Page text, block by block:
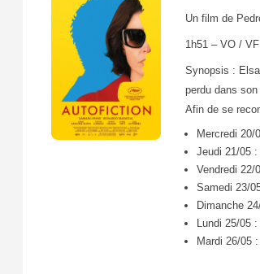
Un film de
1h51 – VO / VF
Synopsis :
perdu dans son
Afin de se
Mercredi 20/
Jeudi 21/05
Vendredi 22/
Samedi 23/
Dimanche
Lundi 25/05
Mardi 26/05